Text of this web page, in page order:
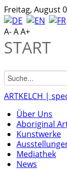
Freitag, August
A-AA+
START
ARTKELCH |
Über Uns
Aboriginal
Kunstwerke
Mediathek
News